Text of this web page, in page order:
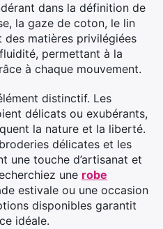
dans la définition de
la gaze de coton, le lin
matières privilégiées
permettant à la
à chaque mouvement.
distinctif. Les
délicats ou exubérants,
la nature et la liberté.
délicates et les
une touche d’artisanat et
une robe
estivale ou une occasion
disponibles garantit
idéale.